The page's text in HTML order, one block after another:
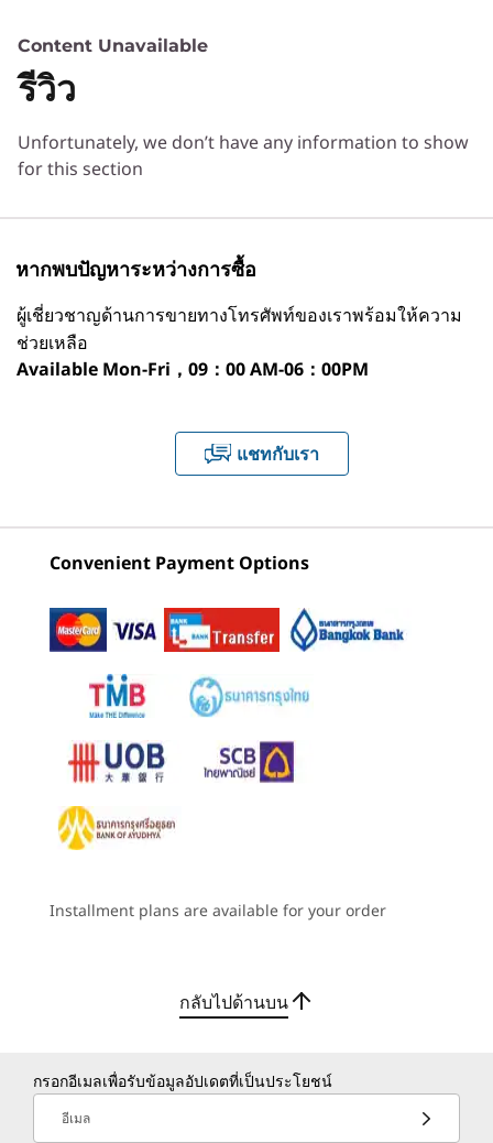
ขับเคลื่อนด้วยโปรเซสเซอร์ Intel
คอมพิวเตอร์ในแนวตั้ง Lenovo ThinkCentre Neo
50t Gen 6 เหมาะอย่างยิ่งสำหรับพื้นที่ทำงานยุคใหม่
และธุรกิจขนาดเล็กถึงขนาดกลาง ด้วยความ
สามารถ AI ขั้นสูง พีซีเครื่องนี้ช่วยให้การดำเนินงาน
และเพิ่มประสิทธิภาพการทำงานสูงสุดเหมาะอย่าง
ระดับเริ่มต้น และนักตัดต่อวิดีโอ
เพื่อธุรกิจ
ยกระดับงานของคุณ เรียบ
ง่ายทุกภารกิจ
คอมพิวเตอร์ในแนวตั้ง ThinkCentre Neo 50t Gen
6 มาพร้อมความสามารถด้าน AI เพื่อเสริมพลังให้กับ
งานประจำวันของคุณคุณสมบัติอัจฉริยะที่ช่วยลดขั้น
ตอนการทำงานด้วยระบบสแกนและสรุปเอกสาร
อัตโนมัติ พร้อมฟังก์ชันจัดการอีเมล พร้อมทั้งกำหนด
ตารางนัดหมายอย่างมีประสิทธิภาพพีซีเครื่องนี้ได้รับ
ประสิทธิภาพการทำงานหลายอย่างพร้อมกันอย่าง
ระบบปฏิบัติการ
Windows 11 Pro - Lenovo แนะนำ Windows 11 Pro
สำหรับธุรกิจ
ระบบปฏิบัติการ Ubuntu Linux®*
หน่วยประมวลผลประสาทเทียม (NPU)
ประสิทธิภาพ AI สูงสุด 13 ล้านล้านการประมวลผลต่อวินาที
(TOPS) ด้วย Intel®
กราฟิก
สูงสุด 64GB (5600MHz), 2 x DDR5, UDIMM
ที่เก็บข้อมูล
สูงสุด 2TB SDD (2 X NVMe M.2 PCIe Gen 4x4 SSD 1TB
เสียง
พาวเวอร์ซัพพลาย
400W (ประหยัดพลังงาน 92% )
310W (ประหยัดพลังงาน 92%)
200W (ประหยัดพลังงาน 90%)
USB ความเร็วสูง
) จำนวน 4 พอร์ต โดยมีพอร์ต 1
พอร์ตเป็นแบบเปิดใช้งานเสมอ
USB-A (USB 5Gbps
-ปุ่มเปิด/ปิด
3-ตัวเลือก: ตัวอ่านการ์ด
USB-C® (USB 5Gbps)
USB-A (USB ความเร็วสูง) จำนวน 2 พอร์ต โดยมี 1 พอร์ต
เป็นแบบเปิดใช้งานเสมอ
2 x USB-A (USB 5Gbps)
เสียงออก
Video Graphics Array (VGA)
13-USB-A (USB ความเร็วสูง) 2 พอร์ต
กำลังดูอยู่
ThinkCentre
Neo 50t Gen 6
Lenovo
เริ่มต้นที่
฿23,761.51
ร้านค้า
Lenovo
ร้าน
Explore All Desktops
Content Unavailable
รีวิว
Unfortunately, we don’t have any information to show
for this section
หากพบปัญหาระหว่างการซื้อ
ผู้เชี่ยวชาญด้านการขายทางโทรศัพท์ของเราพร้อมให้ความ
ช่วยเหลือ
Available Mon-Fri，09：00 AM-06：00PM
แชทกับเรา
Convenient Payment Options
Installment plans are available for your order
กลับไปด้านบน
กรอกอีเมลเพื่อรับข้อมูลอัปเดตที่เป็นประโยชน์
อีเมล